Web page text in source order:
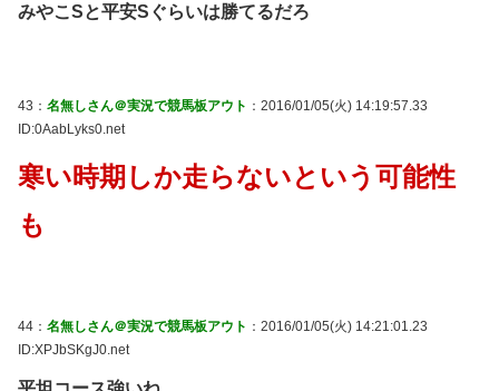
みやこSと平安Sぐらいは勝てるだろ
43： 名無しさん＠実況で競馬板アウト ：2016/01/05(火) 14:19:57.33
ID:0AabLyks0.net
寒い時期しか走らないという可能性
も
44： 名無しさん＠実況で競馬板アウト ：2016/01/05(火) 14:21:01.23
ID:XPJbSKgJ0.net